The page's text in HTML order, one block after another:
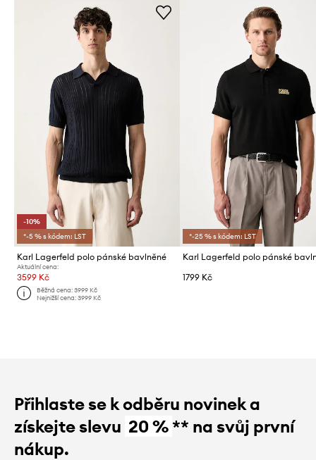
-10%
*-5 % s kódem: LST
Karl Lagerfeld polo pánské bavlněné
Aktuální cena:
3599 Kč
Běžná cena:3999 Kč
Nejnižší cena:3999 Kč
*-25 % s kódem: LST
1799 Kč
Přihlaste se k odběru novinek a
získejte slevu 20 %** na svůj první
nákup.